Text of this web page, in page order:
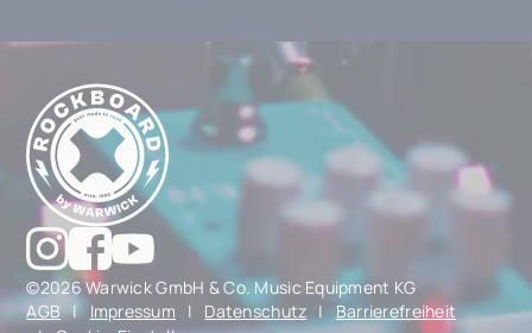
©2026 Warwick GmbH & Co. Music Equipment KG
AGB | Impressum | Datenschutz |
Barrierefreiheit